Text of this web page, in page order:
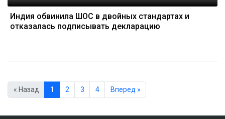
Индия обвинила ШОС в двойных стандартах и
отказалась подписывать декларацию
« Назад 1 2 3 4 Вперед »